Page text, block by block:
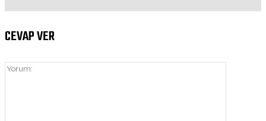
CEVAP VER